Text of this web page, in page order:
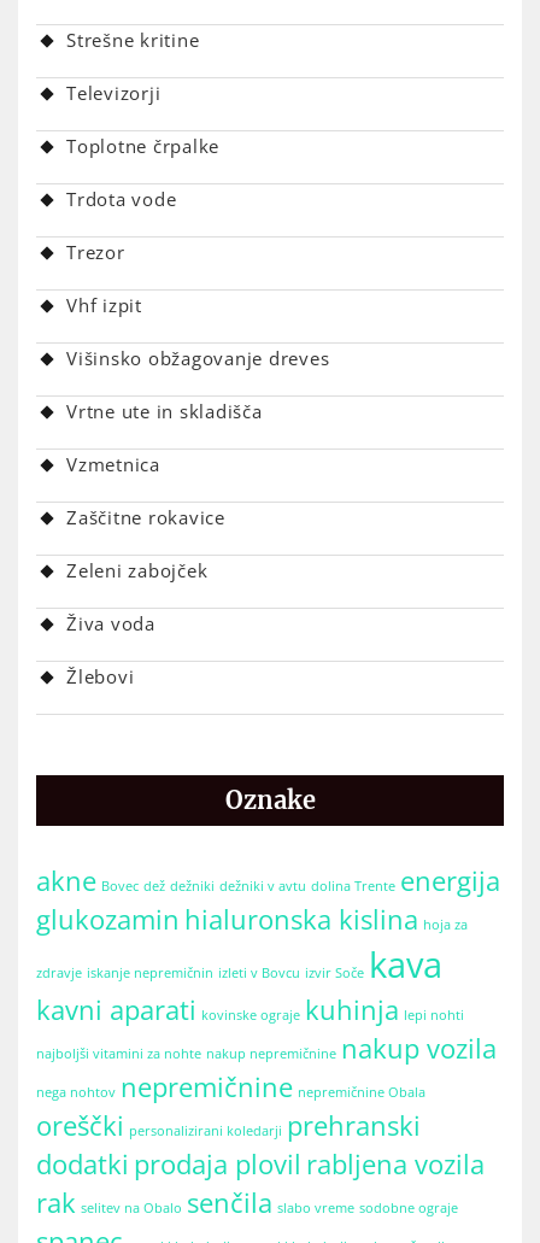
Strešne kritine
Televizorji
Toplotne črpalke
Trdota vode
Trezor
Vhf izpit
Višinsko obžagovanje dreves
Vrtne ute in skladišča
Vzmetnica
Zaščitne rokavice
Zeleni zabojček
Živa voda
Žlebovi
Oznake
akne Bovec dež dežniki dežniki v avtu dolina Trente energija
glukozamin hialuronska kislina hoja za
zdravje iskanje nepremičnin izleti v Bovcu izvir Soče kava
kavni aparati kovinske ograje kuhinja lepi nohti
najboljši vitamini za nohte nakup nepremičnine nakup vozila
nega nohtov nepremičnine nepremičnine Obala
oreščki personalizirani koledarji prehranski
dodatki prodaja plovil rabljena vozila
rak selitev na Obalo senčila slabo vreme sodobne ograje